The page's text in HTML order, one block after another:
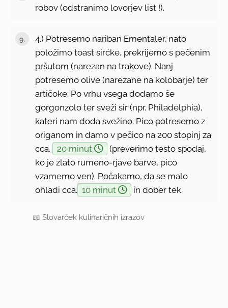
robov (odstranimo lovorjev list !).
4.) Potresemo nariban Ementaler, nato
položimo toast sirćke, prekrijemo s pečenim
pršutom (narezan na trakove). Nanj
potresemo olive (narezane na kolobarje) ter
artičoke. Po vrhu vsega dodamo še
gorgonzolo ter sveži sir (npr. Philadelphia),
kateri nam doda svežino. Pico potresemo z
origanom in damo v pečico na 200 stopinj za
cca.
20 minut
(preverimo testo spodaj,
ko je zlato rumeno-rjave barve, pico
vzamemo ven). Počakamo, da se malo
ohladi cca. 10 minut in dober tek.
📖Slovarček kulinaričnih izrazov